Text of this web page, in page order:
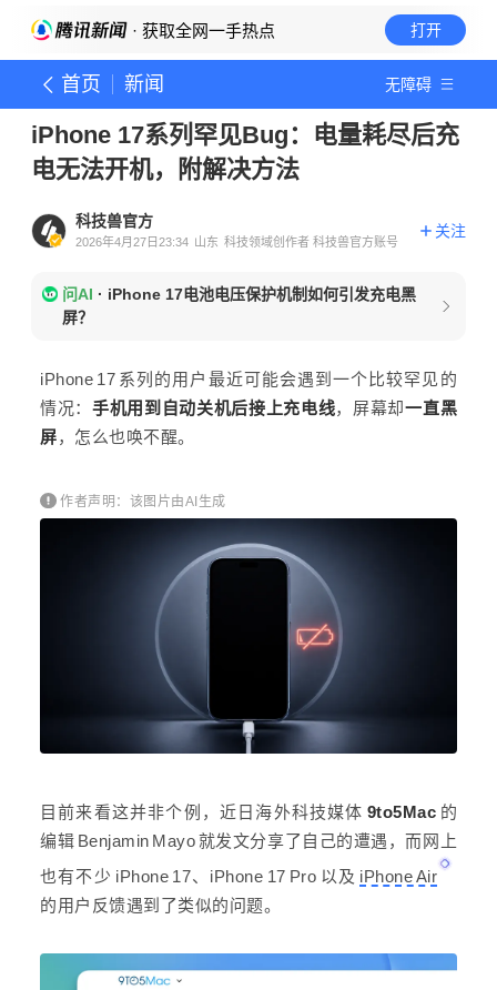
· 获取全网一手热点 打开
首页 新闻 无障碍
iPhone 17系列罕见Bug：电量耗尽后充
电无法开机，附解决方法
科技兽官方
2026年4月27日23:34 山东 科技领域创作者 科技兽官方账号
关注
问AI · iPhone 17电池电压保护机制如何引发充电黑
屏？
iPhone 17 系列的用户最近可能会遇到一个比较罕见的
情况：手机用到自动关机后接上充电线，屏幕却一直黑
屏，怎么也唤不醒。
作者声明：该图片由AI生成
目前来看这并非个例，近日海外科技媒体 9to5Mac 的
编辑 Benjamin Mayo 就发文分享了自己的遭遇，而网上
也有不少 iPhone 17、iPhone 17 Pro 以及 iPhone Air
的用户反馈遇到了类似的问题。